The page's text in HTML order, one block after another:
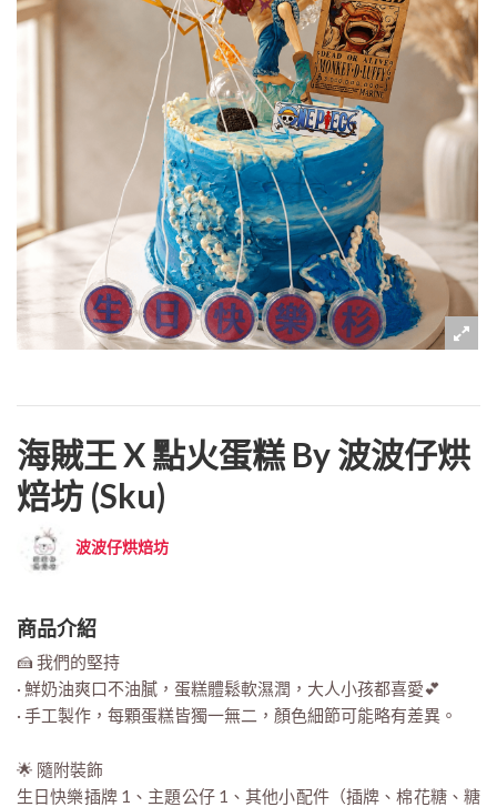
註冊
海賊王 X 點火蛋糕 By 波波仔烘
焙坊 (sku)
波波仔烘焙坊
商品介紹
🍰 我們的堅持
· 鮮奶油爽口不油膩，蛋糕體鬆軟濕潤，大人小孩都喜愛💕
· 手工製作，每顆蛋糕皆獨一無二，顏色細節可能略有差異。
🌟 隨附裝飾
生日快樂插牌 1、主題公仔 1、其他小配件（插牌、棉花糖、糖